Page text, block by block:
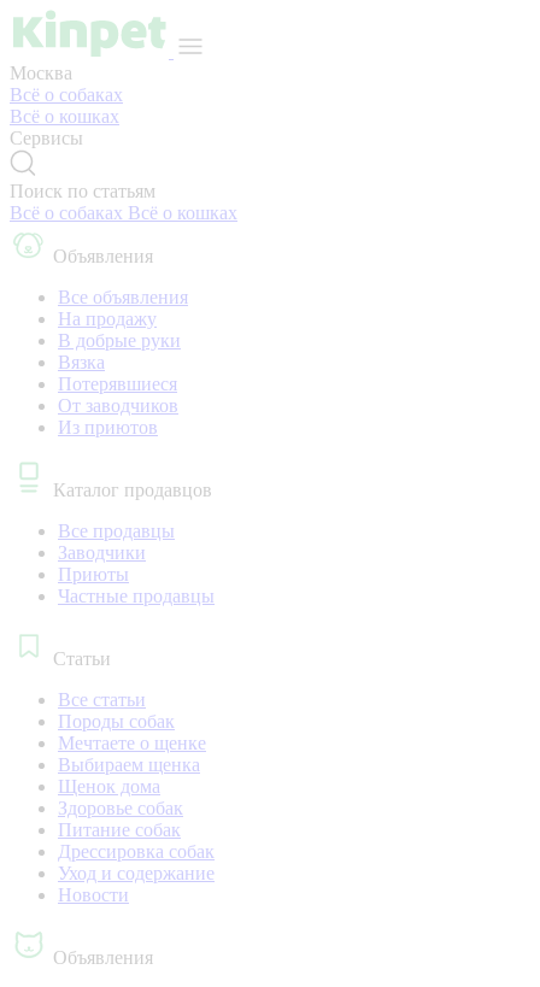
Москва
Всё о собаках
Всё о кошках
Сервисы
Поиск по статьям
Всё о собаках Всё о кошках
Объявления
Все объявления
На продажу
В добрые руки
Вязка
Потерявшиеся
От заводчиков
Из приютов
Каталог продавцов
Все продавцы
Заводчики
Приюты
Частные продавцы
Статьи
Все статьи
Породы собак
Мечтаете о щенке
Выбираем щенка
Щенок дома
Здоровье собак
Питание собак
Дрессировка собак
Уход и содержание
Новости
Объявления